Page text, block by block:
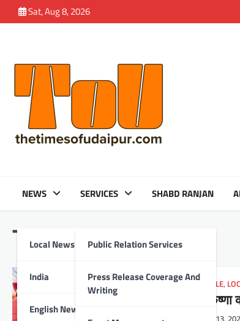
to
Sat, Aug 8, 2026
NEWS
Local News
India
English News
SERVICES
Public Relation Services
Press Release Coverage And
Writing
SHABD RANJAN
Tag:Amba Mataji
LIFESTYLE,
श्री